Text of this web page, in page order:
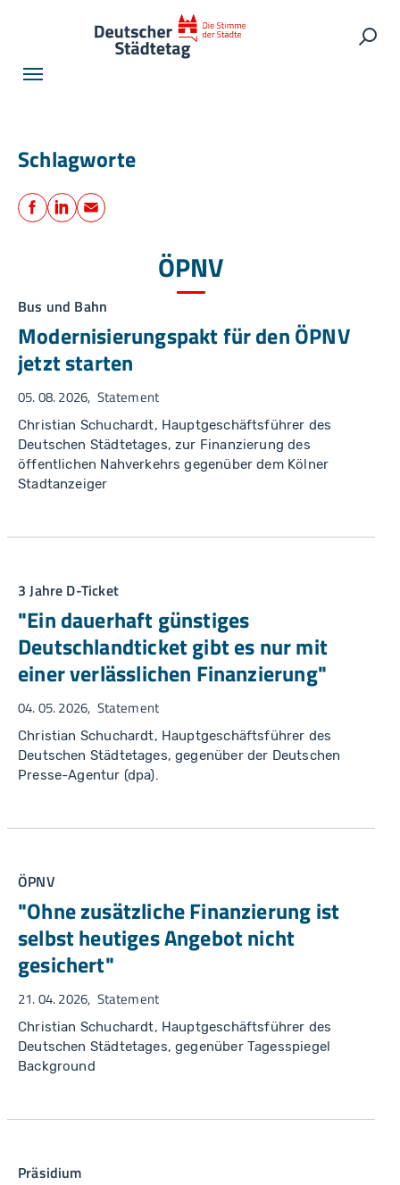
Schlagworte
Teilen
Facebook
LinkedIn
E-Mail
ÖPNV
Bus und Bahn
Modernisierungspakt für den ÖPNV
jetzt starten
05. 08. 2026 Statement
Christian Schuchardt, Hauptgeschäftsführer des
Deutschen Städtetages, zur Finanzierung des
öffentlichen Nahverkehrs gegenüber dem Kölner
Stadtanzeiger
3 Jahre D-Ticket
"Ein dauerhaft günstiges
Deutschlandticket gibt es nur mit
einer verlässlichen Finanzierung"
04. 05. 2026 Statement
Christian Schuchardt, Hauptgeschäftsführer des
Deutschen Städtetages, gegenüber der Deutschen
Presse-Agentur (dpa).
ÖPNV
"Ohne zusätzliche Finanzierung ist
selbst heutiges Angebot nicht
gesichert"
21. 04. 2026 Statement
Christian Schuchardt, Hauptgeschäftsführer des
Deutschen Städtetages, gegenüber Tagesspiegel
Background
Präsidium